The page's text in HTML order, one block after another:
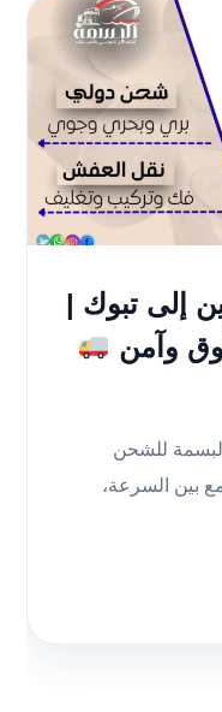
إلى تبوك |
للشحن
بين السرعة،